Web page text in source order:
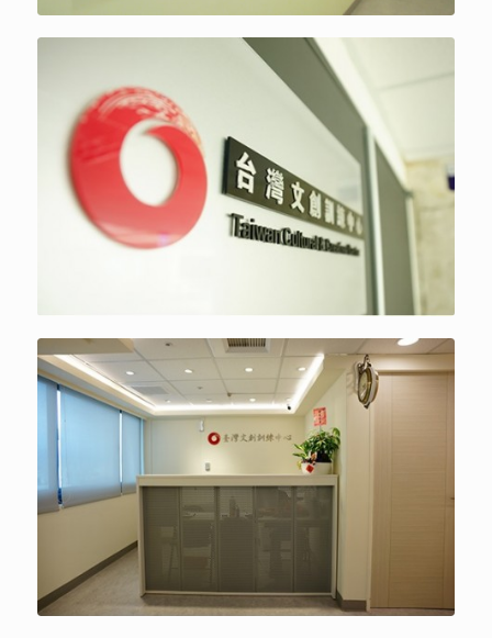
TCCC
TCCC